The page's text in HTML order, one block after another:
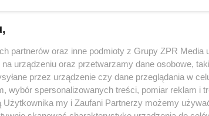
partnerów oraz inne podmioty z Grupy ZPR Media
urządzeniu oraz przetwarzamy dane osobowe,
przez urządzenie czy dane przeglądania w
wybór spersonalizowanych treści, pomiar reklam i
Użytkownika my i Zaufani Partnerzy możemy